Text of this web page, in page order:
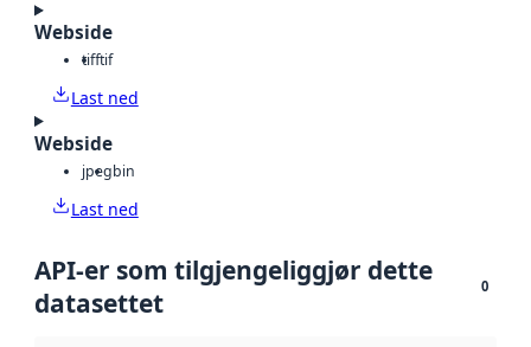
Webside
tifftif
Last ned
Webside
jpegbin
Last ned
API-er som tilgjengeliggjør dette
datasettet
0